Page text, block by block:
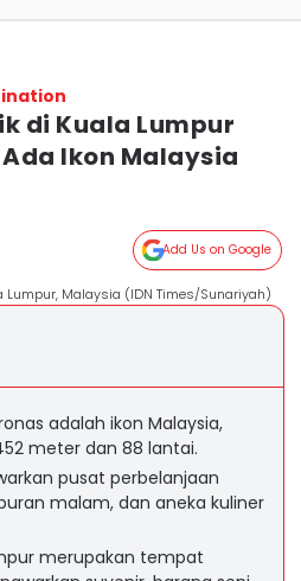
di Kuala Lumpur
Ikon Malaysia
Add Us on Google
Lumpur, Malaysia (IDN Times/Sunariyah)
adalah ikon Malaysia,
meter dan 88 lantai.
pusat perbelanjaan
malam, dan aneka kuliner
merupakan tempat